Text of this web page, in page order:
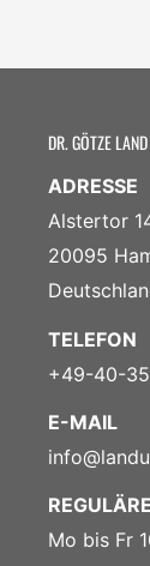
DR. GÖTZE
ADRESSE
Alstertor
20095
TELEFON
+49-40-
E-MAIL
Mo bis Fr